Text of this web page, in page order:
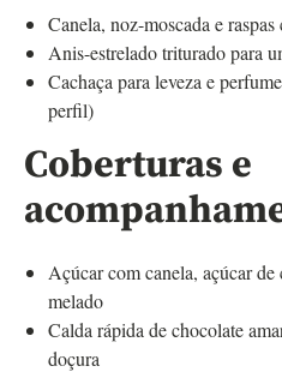
Canela, noz-moscada e raspas
Anis-estrelado triturado para
Cachaça para leveza e
perfil)
Coberturas e
Açúcar com canela, açúcar
melado
Calda rápida de chocolate
doçura